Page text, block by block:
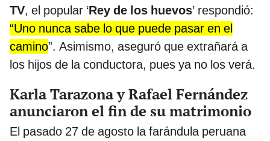
TV, el popular ‘Rey de los huevos’ respondió:
“Uno nunca sabe lo que puede pasar en el
camino”. Asimismo, aseguró que extrañará a
los hijos de la conductora, pues ya no los verá.
Karla Tarazona y Rafael Fernández
anunciaron el fin de su matrimonio
El pasado 27 de agosto la farándula peruana